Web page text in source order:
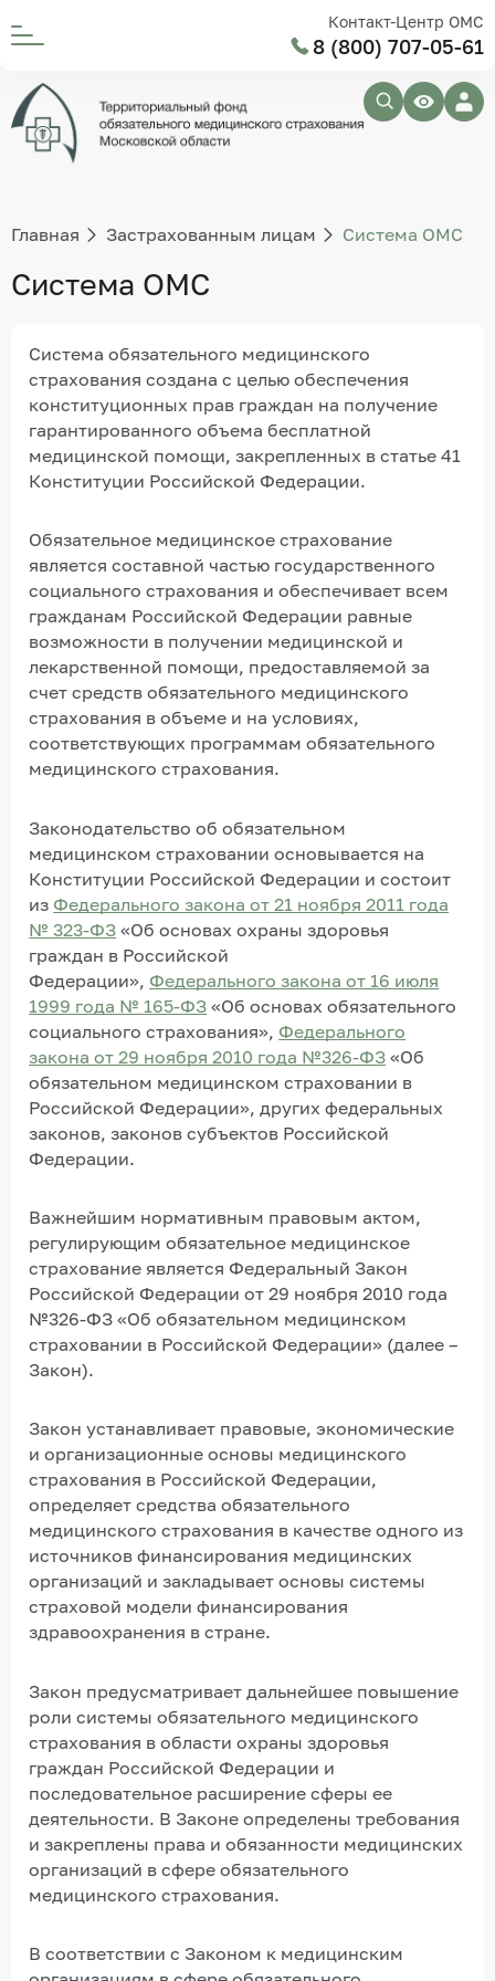
Контакт-Центр ОМС
8 (800) 707-05-61
Главная Застрахованным лицам Система ОМС
Система ОМС
Система обязательного медицинского
страхования создана с целью обеспечения
конституционных прав граждан на получение
гарантированного объема бесплатной
медицинской помощи, закрепленных в статье 41
Конституции Российской Федерации.
Обязательное медицинское страхование
является составной частью государственного
социального страхования и обеспечивает всем
гражданам Российской Федерации равные
возможности в получении медицинской и
лекарственной помощи, предоставляемой за
счет средств обязательного медицинского
страхования в объеме и на условиях,
соответствующих программам обязательного
медицинского страхования.
Законодательство об обязательном
медицинском страховании основывается на
Конституции Российской Федерации и состоит
из Федерального закона от 21 ноября 2011 года
№ 323-ФЗ «Об основах охраны здоровья
граждан в Российской
Федерации», Федерального закона от 16 июля
1999 года № 165-ФЗ «Об основах обязательного
социального страхования», Федерального
закона от 29 ноября 2010 года №326-ФЗ «Об
обязательном медицинском страховании в
Российской Федерации», других федеральных
законов, законов субъектов Российской
Федерации.
Важнейшим нормативным правовым актом,
регулирующим обязательное медицинское
страхование является Федеральный Закон
Российской Федерации от 29 ноября 2010 года
№326-ФЗ «Об обязательном медицинском
страховании в Российской Федерации» (далее –
Закон).
Закон устанавливает правовые, экономические
и организационные основы медицинского
страхования в Российской Федерации,
определяет средства обязательного
медицинского страхования в качестве одного из
источников финансирования медицинских
организаций и закладывает основы системы
страховой модели финансирования
здравоохранения в стране.
Закон предусматривает дальнейшее повышение
роли системы обязательного медицинского
страхования в области охраны здоровья
граждан Российской Федерации и
последовательное расширение сферы ее
деятельности. В Законе определены требования
и закреплены права и обязанности медицинских
организаций в сфере обязательного
медицинского страхования.
В соответствии с Законом к медицинским